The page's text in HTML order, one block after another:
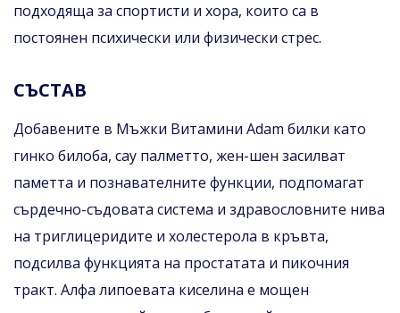
подходяща за спортисти и хора, които са в
постоянен психически или физически стрес.
СЪСТАВ
Добавените в Мъжки Витамини Adam билки като
гинко билоба, сау палметто, жен-шен засилват
паметта и познавателните функции, подпомагат
сърдечно-съдовата система и здравословните нива
на триглицеридите и холестерола в кръвта,
подсилва функцията на простатата и пикочния
тракт. Алфа липоевата киселина е мощен